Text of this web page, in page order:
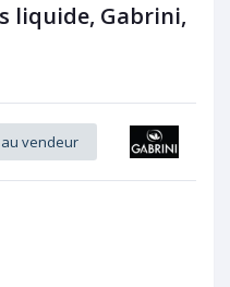
liquide, Gabrini,
vendeur